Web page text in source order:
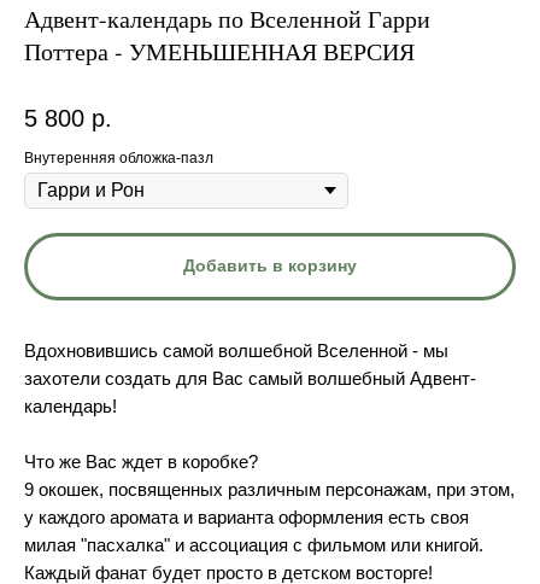
Адвент-календарь по Вселенной Гарри
Поттера - УМЕНЬШЕННАЯ ВЕРСИЯ
5 800 р.
Внутеренняя обложка-пазл
Добавить в корзину
Вдохновившись самой волшебной Вселенной - мы
захотели создать для Вас самый волшебный Адвент-
календарь!
Что же Вас ждет в коробке?
9 окошек, посвященных различным персонажам, при этом,
у каждого аромата и варианта оформления есть своя
милая "пасхалка" и ассоциация с фильмом или книгой.
Каждый фанат будет просто в детском восторге!